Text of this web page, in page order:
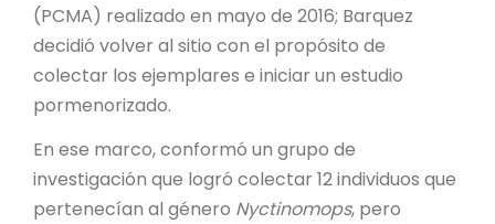
(PCMA) realizado en mayo de 2016; Barquez
decidió volver al sitio con el propósito de
colectar los ejemplares e iniciar un estudio
pormenorizado.
En ese marco, conformó un grupo de
investigación que logró colectar 12 individuos que
pertenecían al género Nyctinomops, pero